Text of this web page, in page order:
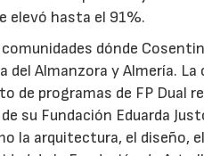
elevó hasta el 91%.
dónde
Almanzora y Almería.
programas de FP Dual
su Fundación Eduarda
la arquitectura, el diseño,